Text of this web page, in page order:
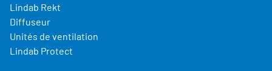
Lindab Rekt
Diffuseur
Unités de ventilation
Lindab Protect